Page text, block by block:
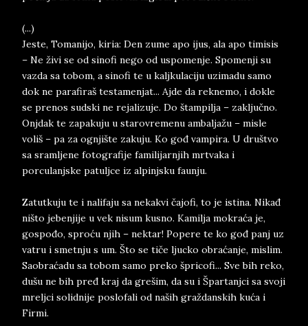
(...)
Jeste, Tomanijo, kiria: Den zume apo ijus, ala apo timisis
– Ne živi se od sinofi nego od uspomenje. Spomenji su
vazda sa tobom, a sinofi te u kaljkulaciju uzimadu samo
dok ne parafiraš testamenjat... Ajde da reknemo, i dokle
se prenos sudski ne rejalizuje. Do štampilja – zaključno.
Onjdak te zapakuju u starovremenu ambaljažu – misle
voliš – pa za ognjište zakuju. Ko gođ vampira. U društvo
sa sramljene fotografije familijarnjih mrtvaka i
porculanjske patuljce iz alpinjsku faunju.
Zatutkuju te i nalifaju sa nekakvi čajofi, to je istina. Nikađ
ništo jebenjije u vek nisum kusno. Kamilja mokraća je,
gospođo, sproću njih – nektar! Popere te ko gođ panj uz
vatru i smetnju s um. Što se tiče ljucko obraćanje, mislim.
Saobraćadu sa tobom samo preko špricofi... Sve bih reko,
dušu ne bih pređ kraj da grešim, da su i Špartanjci sa svoji
mreljci solidnije poslofali od naših graždanskih kuća i
Firmi.